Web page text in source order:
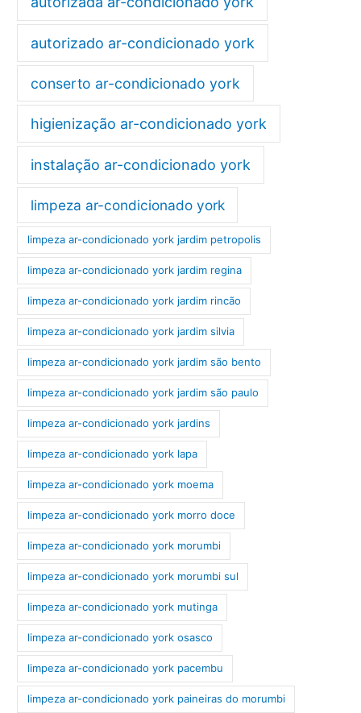
autorizado ar-condicionado york
conserto ar-condicionado york
higienização ar-condicionado york
instalação ar-condicionado york
limpeza ar-condicionado york
limpeza ar-condicionado york jardim petropolis
limpeza ar-condicionado york jardim regina
limpeza ar-condicionado york jardim rincão
limpeza ar-condicionado york jardim silvia
limpeza ar-condicionado york jardim são bento
limpeza ar-condicionado york jardim são paulo
limpeza ar-condicionado york jardins
limpeza ar-condicionado york lapa
limpeza ar-condicionado york moema
limpeza ar-condicionado york morro doce
limpeza ar-condicionado york morumbi
limpeza ar-condicionado york morumbi sul
limpeza ar-condicionado york mutinga
limpeza ar-condicionado york osasco
limpeza ar-condicionado york pacembu
limpeza ar-condicionado york paineiras do morumbi